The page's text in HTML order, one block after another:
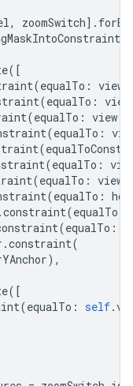
, zoomSwitch].
([
(equalTo : view
(equalTo : view
(equalTo : view
(equalTo :
(
(equalTo :
(equalTo : view
(equalTo :
.constraint(equalTo
(equalTo :
.constraint(
),
([
(equalTo : self.